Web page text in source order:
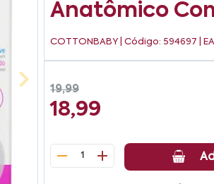
Anatômico
COTTONBABY | Código: 594697 |
19,99
18,99
1